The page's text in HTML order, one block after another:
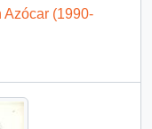
Azócar (1990-